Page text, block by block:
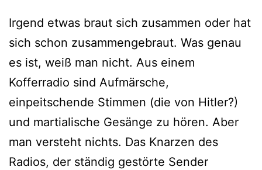
Irgend etwas braut sich zusammen oder hat
sich schon zusammengebraut. Was genau
es ist, weiß man nicht. Aus einem
Kofferradio sind Aufmärsche,
einpeitschende Stimmen (die von Hitler?)
und martialische Gesänge zu hören. Aber
man versteht nichts. Das Knarzen des
Radios, der ständig gestörte Sender